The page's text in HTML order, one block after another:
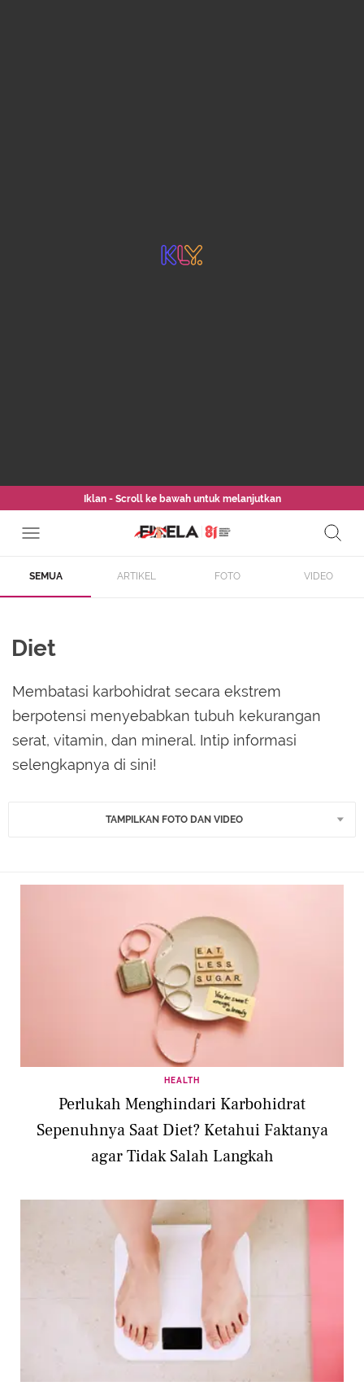
Iklan - Scroll ke bawah untuk melanjutkan
SEMUA ARTIKEL FOTO VIDEO
Diet
Membatasi karbohidrat secara ekstrem
berpotensi menyebabkan tubuh kekurangan
serat, vitamin, dan mineral. Intip informasi
selengkapnya di sini!
TAMPILKAN FOTO DAN VIDEO
HEALTH
Perlukah Menghindari Karbohidrat
Sepenuhnya Saat Diet? Ketahui Faktanya
agar Tidak Salah Langkah